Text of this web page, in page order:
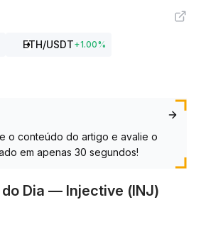
ETH/USDT+1.00%
o conteúdo do artigo e avalie o
em apenas 30 segundos!
Dia — Injective (INJ)